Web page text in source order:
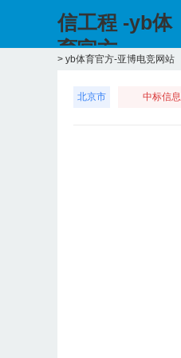
信工程 -yb体
育官方
> yb体育官方-亚博电竞网站
北京市 中标信息